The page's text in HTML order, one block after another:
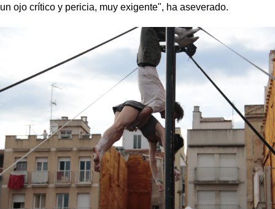
un ojo crítico y pericia, muy exigente", ha aseverado.